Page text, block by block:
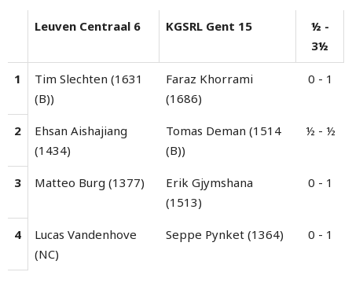
Leuven Centraal 6 KGSRL Gent 15
½ -
3½
1
Tim Slechten (1631
(B))
Faraz Khorrami
(1686)
0 - 1
2
Ehsan Aishajiang
(1434)
Tomas Deman (1514
(B))
½ - ½
3 Matteo Burg (1377)
Erik Gjymshana
(1513)
0 - 1
4
Lucas Vandenhove
(NC)
Seppe Pynket (1364) 0 - 1